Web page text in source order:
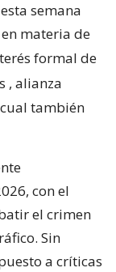
semana
materia de
formal de
, alianza
también
con el
el crimen
Sin
a críticas